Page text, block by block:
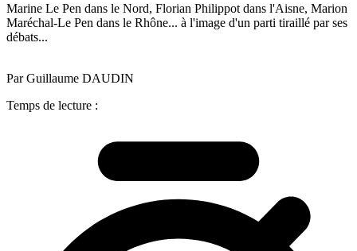
Marine Le Pen dans le Nord, Florian Philippot dans l'Aisne, Marion
Maréchal-Le Pen dans le Rhône... à l'image d'un parti tiraillé par ses
débats...
Par Guillaume DAUDIN
Temps de lecture :